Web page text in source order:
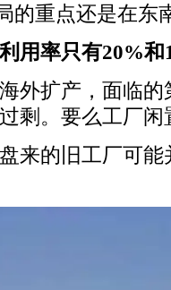
的重点还是在东
用率只有20%和
外扩产，面临
剩。要么工厂
来的旧工厂可